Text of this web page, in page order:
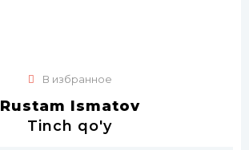
В избранное
Rustam Ismatov
Tinch qo'y